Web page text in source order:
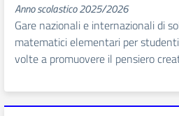
Anno scolastico 2025/2026
Gare nazionali e internazionali di
matematici elementari per
volte a promuovere il pensiero